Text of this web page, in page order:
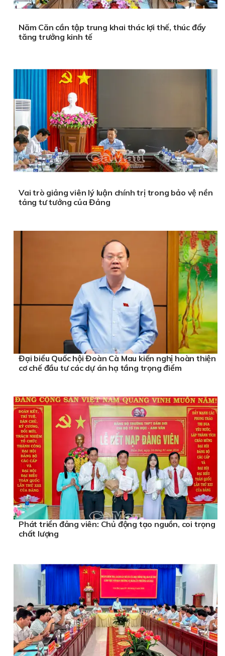
Năm Căn cần tập trung khai thác lợi thế, thúc đẩy
tăng trưởng kinh tế
Vai trò giảng viên lý luận chính trị trong bảo vệ nền
tảng tư tưởng của Đảng
Đại biểu Quốc hội Đoàn Cà Mau kiến nghị hoàn thiện
cơ chế đầu tư các dự án hạ tầng trọng điểm
Phát triển đảng viên: Chủ động tạo nguồn, coi trọng
chất lượng